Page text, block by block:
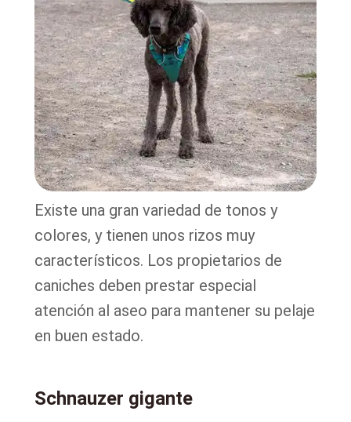
Existe una gran variedad de tonos y
colores, y tienen unos rizos muy
característicos. Los propietarios de
caniches deben prestar especial
atención al aseo para mantener su pelaje
en buen estado.
Schnauzer gigante